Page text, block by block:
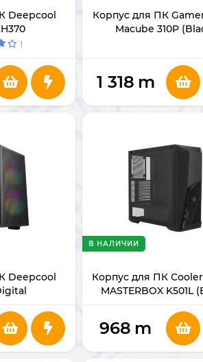
Deepcool
1
Корпус для ПК
Macube 310P
1 318 m
Deepcool
Корпус для ПК
MASTERBOX K501L
В НАЛИЧИИ
968 m